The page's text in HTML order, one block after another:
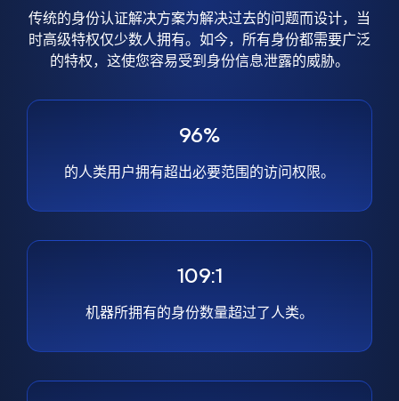
传统的身份认证解决方案为解决过去的问题而设计，当
时高级特权仅少数人拥有。如今，所有身份都需要广泛
的特权，这使您容易受到身份信息泄露的威胁。
96%
的人类用户拥有超出必要范围的访问权限。
109:1
机器所拥有的身份数量超过了人类。